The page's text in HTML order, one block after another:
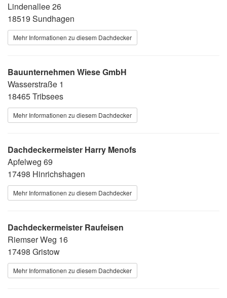
Lindenallee 26
18519 Sundhagen
Mehr Informationen zu diesem Dachdecker
Bauunternehmen Wiese GmbH
Wasserstraße 1
18465 Tribsees
Mehr Informationen zu diesem Dachdecker
Dachdeckermeister Harry Menofs
Apfelweg 69
17498 Hinrichshagen
Mehr Informationen zu diesem Dachdecker
Dachdeckermeister Raufeisen
Riemser Weg 16
17498 Gristow
Mehr Informationen zu diesem Dachdecker